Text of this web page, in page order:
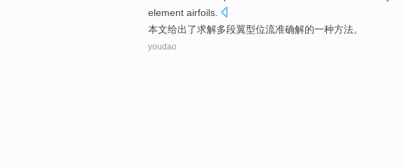
element airfoils
本文给出了求解多段翼型位流准确解的一种方法。
youdao